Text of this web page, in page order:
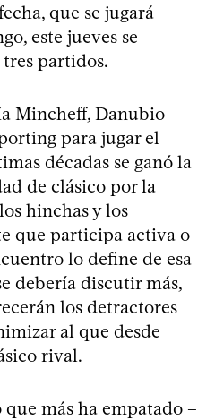
que se jugará
este jueves se
partidos.
Mincheff, Danubio
para jugar el
décadas se ganó la
de clásico por la
hinchas y los
que participa activa o
lo define de esa
debería discutir más,
los detractores
al que desde
rival.
más ha empatado –